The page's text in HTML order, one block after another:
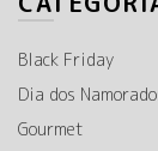
Black Friday
Dia dos
Gourmet